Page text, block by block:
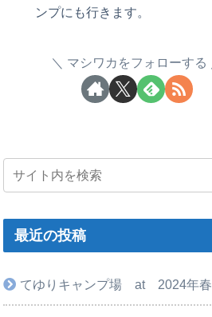
ンプにも行きます。
マシワカをフォローする
最近の投稿
てゆりキャンプ場 at 2024年春